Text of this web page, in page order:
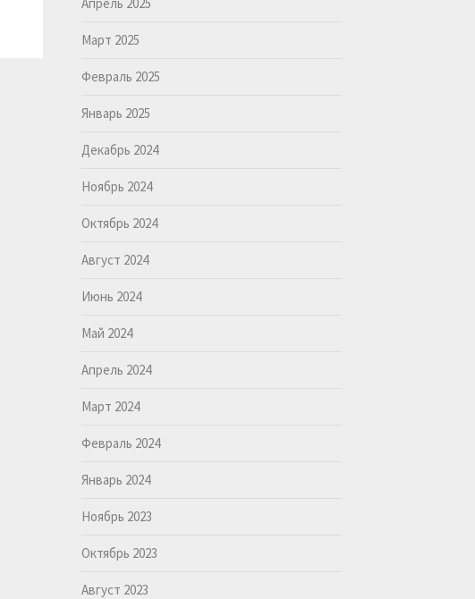
Март 2025
Февраль 2025
Январь 2025
Декабрь 2024
Ноябрь 2024
Октябрь 2024
Август 2024
Июнь 2024
Май 2024
Апрель 2024
Март 2024
Февраль 2024
Январь 2024
Ноябрь 2023
Октябрь 2023
Август 2023